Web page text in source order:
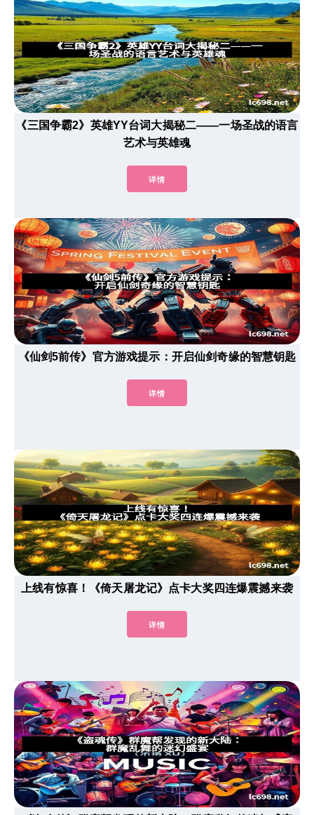
《三国争霸2》英雄YY台词大揭秘二——一场圣战的语言
艺术与英雄魂
详情
《仙剑5前传》官方游戏提示：开启仙剑奇缘的智慧钥匙
详情
上线有惊喜！《倚天屠龙记》点卡大奖四连爆震撼来袭
详情